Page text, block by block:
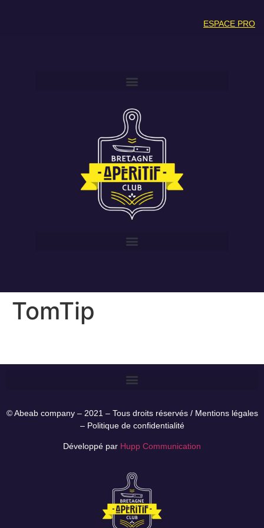
ESPACE PRO
TomTip
© Abeab company – 2021 – Tous droits réservés / Mentions légales
– Politique de confidentialité
Développé par Hupp Communication